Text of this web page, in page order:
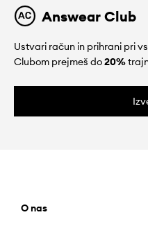
Answear Club
Ustvari račun in prihrani pri
Clubom prejmeš do20%
O nas